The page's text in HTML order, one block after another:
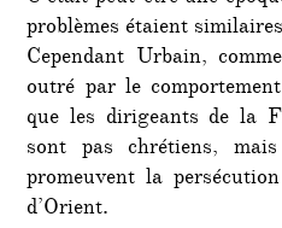
problèmes étaient
Cependant Urbain,
outré par le
que les dirigeants de la
sont pas chrétiens,
promeuvent la
d’Orient.